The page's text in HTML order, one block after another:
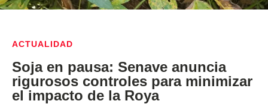
ACTUALIDAD
Soja en pausa: Senave anuncia
rigurosos controles para minimizar
el impacto de la Roya